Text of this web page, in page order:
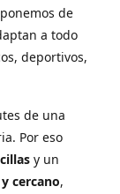
de
a todo
deportivos,
de una
Por eso
y un
cercano,